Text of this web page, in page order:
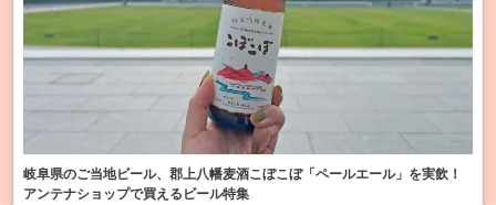
岐阜県のご当地ビール、郡上八幡麦酒こぼこぼ「ペールエール」を実飲！
アンテナショップで買えるビール特集